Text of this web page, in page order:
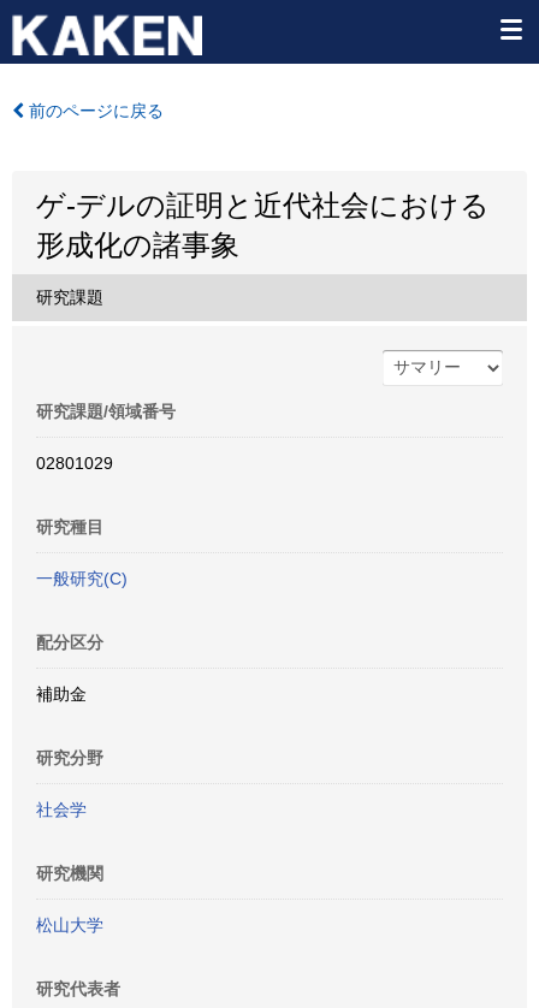
前のページに戻る
ゲ-デルの証明と近代社会における
形成化の諸事象
研究課題
研究課題/領域番号
02801029
研究種目
一般研究(C)
配分区分
補助金
研究分野
社会学
研究機関
松山大学
研究代表者